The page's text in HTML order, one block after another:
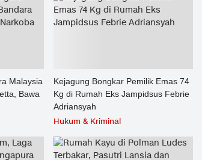
Malaysia
Bawa
Kejagung Bongkar Pemilik Emas 74
Kg di Rumah Eks Jampidsus Febrie
Adriansyah
Hukum & Kriminal